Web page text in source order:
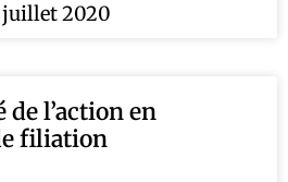
juillet 2020
l’action en
filiation